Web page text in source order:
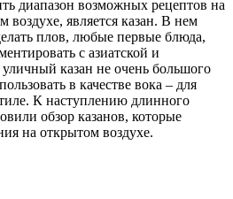
диапазон возможных рецептов на
воздухе, является казан. В нем
плов, любые первые блюда,
с азиатской и
казан не очень большого
в качестве вока – для
К наступлению длинного
обзор казанов, которые
на открытом воздухе.